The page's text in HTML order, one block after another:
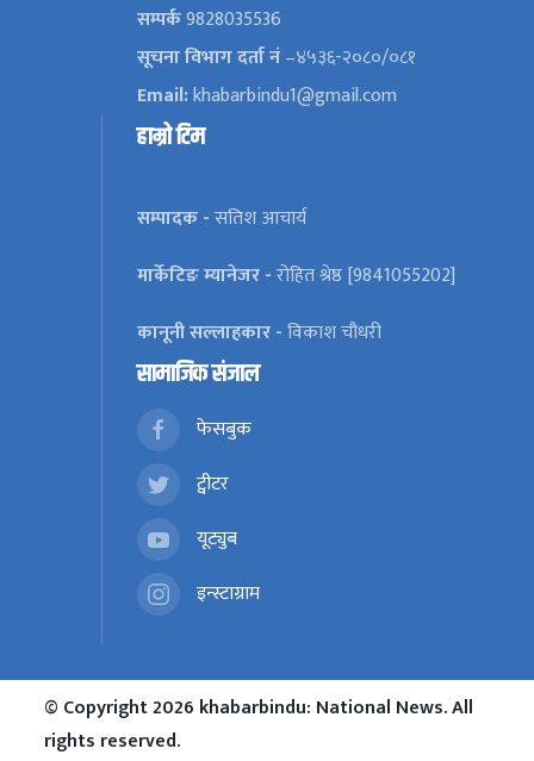
सम्पर्क9828035536
सूचना विभाग दर्ता नं–४५३६-२०८०/०८१
Email:khabarbindu1@gmail.com
हाम्रो टिम
सम्पादक -सतिश आचार्य
मार्केटिङ म्यानेजर -रोहित श्रेष्ठ [9841055202]
कानूनी सल्लाहकार -विकाश चौधरी
सामाजिक संजाल
फेसबुक
ट्वीटर
यूट्युब
इन्स्टाग्राम
© Copyright 2026 khabarbindu: National News. All
rights reserved.